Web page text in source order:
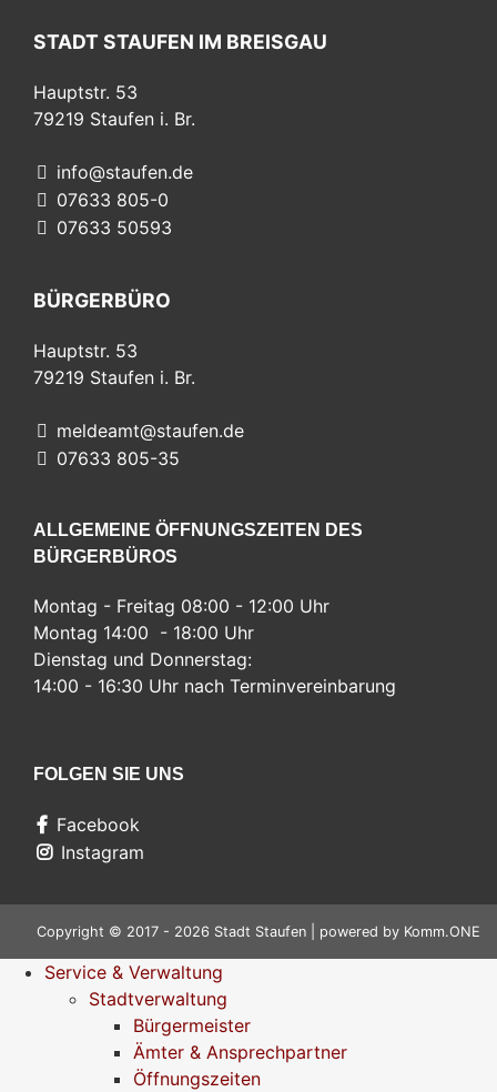
STADT STAUFEN IM BREISGAU
Hauptstr. 53
79219 Staufen i. Br.
info@staufen.de
07633 805-0
07633 50593
BÜRGERBÜRO
Hauptstr. 53
79219 Staufen i. Br.
meldeamt@staufen.de
07633 805-35
ALLGEMEINE ÖFFNUNGSZEITEN DES
BÜRGERBÜROS
Montag - Freitag 08:00 - 12:00 Uhr
Montag 14:00 - 18:00 Uhr
Dienstag und Donnerstag:
14:00 - 16:30 Uhr nach Terminvereinbarung
FOLGEN SIE UNS
Facebook
Instagram
Copyright © 2017 - 2026 Stadt Staufen | powered by Komm.ONE
Service & Verwaltung
Stadtverwaltung
Bürgermeister
Ämter & Ansprechpartner
Öffnungszeiten